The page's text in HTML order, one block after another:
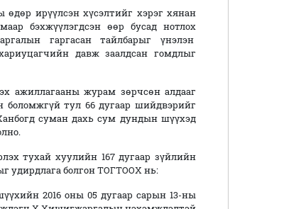
ирүүлсэн хүсэлтийг хэрэг хянан
бэхжүүлэгдсэн өөр бусад нотлох
гаргасан тайлбарыг үнэлэн
давж заалдсан гомдлыг
ажиллагааны журам зөрчсөн алдааг
боломжгүй тул 66 дугаар шийдвэрийг
суман дахь сум дундын шүүхэд
тухай хуулийн 167 дугаар зүйлийн
удирдлага болгон ТОГТООХ нь:
2016 оны 05 дугаар сарын 13-ны